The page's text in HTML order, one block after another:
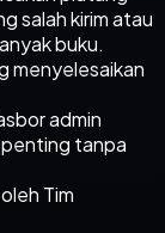
salah kirim atau
buku.
menyelesaikan
admin
tanpa
Tim